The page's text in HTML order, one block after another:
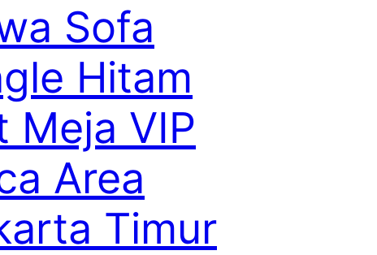
Sofa
Hitam
Meja VIP
Area
Timur